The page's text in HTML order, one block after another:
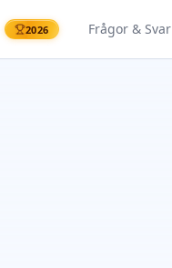
2026 Frågor & Svar